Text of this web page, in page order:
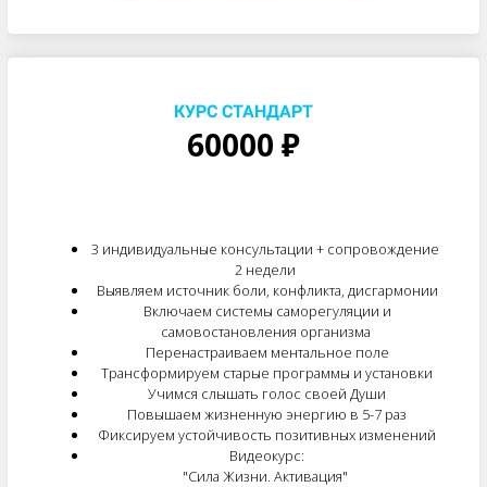
КУРС СТАНДАРТ
60000 ₽
3 индивидуальные консультации + сопровождение
2 недели
Выявляем источник боли, конфликта, дисгармонии
Включаем системы саморегуляции и
самовостановления организма
Перенастраиваем ментальное поле
Трансформируем старые программы и установки
Учимся слышать голос своей Души
Повышаем жизненную энергию в 5-7 раз
Фиксируем устойчивость позитивных изменений
Видеокурс:
"Сила Жизни. Активация"